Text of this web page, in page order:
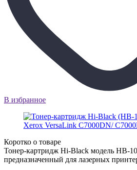
В избранное
Коротко о товаре
Тонер-картридж Hi-Black модель HB-
предназначенный для лазерных